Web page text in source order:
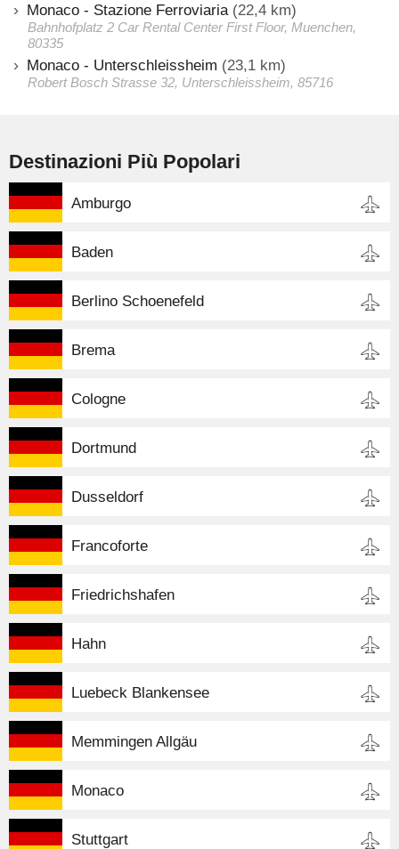
Monaco - Stazione Ferroviaria (22,4 km)
Bahnhofplatz 2 Car Rental Center First Floor, Muenchen,
80335
Monaco - Unterschleissheim (23,1 km)
Robert Bosch Strasse 32, Unterschleissheim, 85716
Destinazioni Più Popolari
Amburgo
Baden
Berlino Schoenefeld
Brema
Cologne
Dortmund
Dusseldorf
Francoforte
Friedrichshafen
Hahn
Luebeck Blankensee
Memmingen Allgäu
Monaco
Stuttgart